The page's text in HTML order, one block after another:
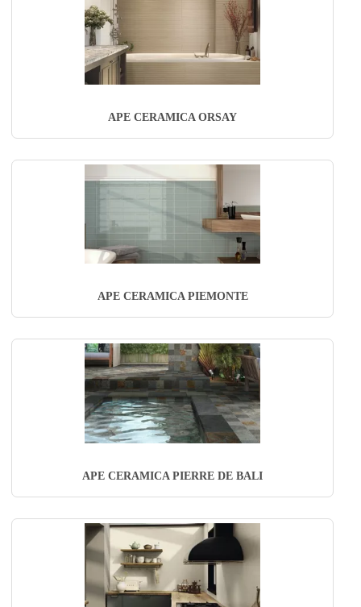
APE CERAMICA ORSAY
APE CERAMICA PIEMONTE
APE CERAMICA PIERRE DE BALI